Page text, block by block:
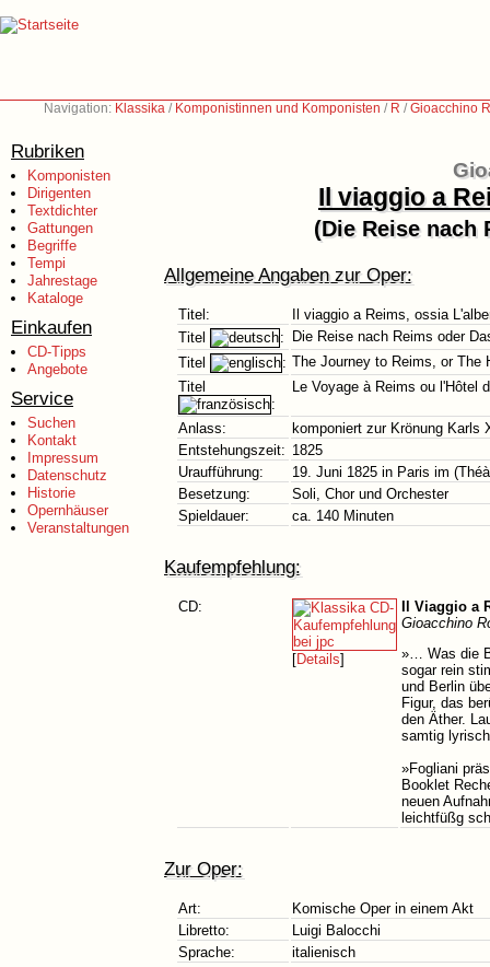
Navigation: Klassika / Komponistinnen und Komponisten / R /Gioacchino
Rubriken
Komponisten
Dirigenten
Textdichter
Gattungen
Begriffe
Tempi
Jahrestage
Kataloge
Einkaufen
CD-Tipps
Angebote
Service
Suchen
Kontakt
Impressum
Datenschutz
Historie
Opernhäuser
Veranstaltungen
Il viaggio a
(Die Reise nach
Allgemeine Angaben zur Oper:
Titel:
Il viaggio a Reims, ossia
Titel
:
Die Reise nach Reims oder
Titel
: The Journey to Reims, or The
Titel
:
Le Voyage à Reims ou l'Hôtel
Anlass:
komponiert zur Krönung Karls
Entstehungszeit: 1825
Uraufführung:
19. Juni 1825 in Paris im
Besetzung:
Soli, Chor und Orchester
Spieldauer:
ca. 140 Minuten
Kaufempfehlung:
CD:
[Details]
Il Viaggio a
Gioacchino
»… Was die
sogar rein
und Berlin
Figur, das
den Äther.
samtig
»Fogliani
Booklet
neuen
leichtfüßg
Zur Oper:
Art:
Komische Oper in einem Akt
Libretto:
Luigi Balocchi
Sprache:
italienisch